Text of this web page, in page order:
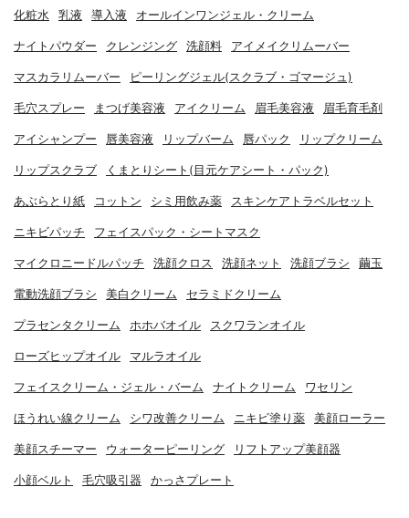
化粧水 乳液 導入液 オールインワンジェル・クリーム
ナイトパウダー クレンジング 洗顔料 アイメイクリムーバー
マスカラリムーバー ピーリングジェル(スクラブ・ゴマージュ)
毛穴スプレー まつげ美容液 アイクリーム 眉毛美容液 眉毛育毛剤
アイシャンプー 唇美容液 リップバーム 唇パック リップクリーム
リップスクラブ くまとりシート(目元ケアシート・パック)
あぶらとり紙 コットン シミ用飲み薬 スキンケアトラベルセット
ニキビパッチ フェイスパック・シートマスク
マイクロニードルパッチ 洗顔クロス 洗顔ネット 洗顔ブラシ 繭玉
電動洗顔ブラシ 美白クリーム セラミドクリーム
プラセンタクリーム ホホバオイル スクワランオイル
ローズヒップオイル マルラオイル
フェイスクリーム・ジェル・バーム ナイトクリーム ワセリン
ほうれい線クリーム シワ改善クリーム ニキビ塗り薬 美顔ローラー
美顔スチーマー ウォーターピーリング リフトアップ美顔器
小顔ベルト 毛穴吸引器 かっさプレート